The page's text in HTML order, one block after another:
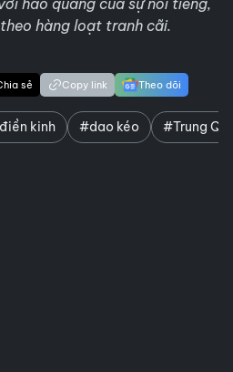
hào quang của sự nổi tiếng,
hàng loạt tranh cãi.
sẻ Copy link Theo dõi
kinh #dao kéo #Trung